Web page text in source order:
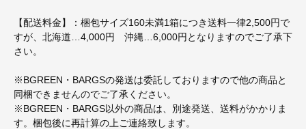
【配送料金】：梱包サイズ160未満1箱につき送料一律2,500円で
すが、北海道…4,000円 沖縄…6,000円となりますのでご了承下
さい。
※BGREEN・BARGSの発送は委託しておりますので他の商品と
同梱できませんのでご了承ください。
※BGREEN・BARGS以外の商品は、別途発送、送料がかかりま
す。梱包後に再計算の上ご連絡致します。